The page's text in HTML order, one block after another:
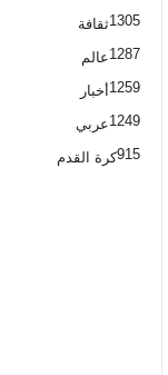
ثقافة1305
عالم1287
أخبار 1259
عربي1249
كرة القدم915